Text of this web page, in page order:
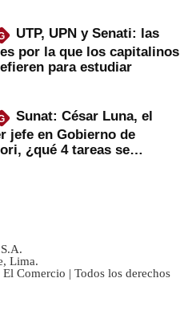
UTP, UPN y Senati: las
por la que los capitalinos
para estudiar
Sunat: César Luna, el
jefe en Gobierno de
¿qué 4 tareas se
Lima.
Comercio | Todos los derechos